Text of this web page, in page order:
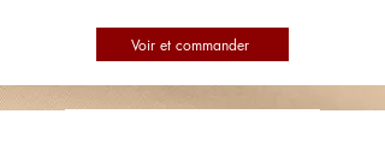
Voir et commander